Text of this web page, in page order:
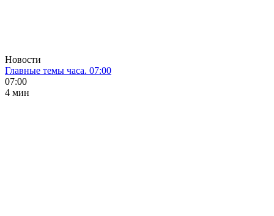
Новости
Главные темы часа. 07:00
07:00
4 мин